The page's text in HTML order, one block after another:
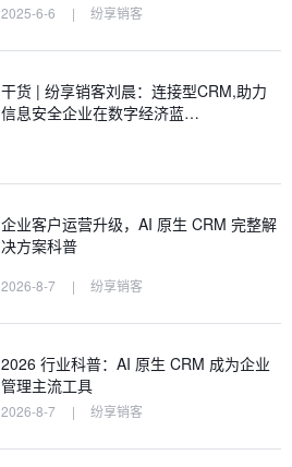
2025-6-6 | 纷享销客
干货 | 纷享销客刘晨：连接型CRM,助力
信息安全企业在数字经济蓝…
企业客户运营升级，AI 原生 CRM 完整解
决方案科普
2026-8-7 | 纷享销客
2026 行业科普：AI 原生 CRM 成为企业
管理主流工具
2026-8-7 | 纷享销客